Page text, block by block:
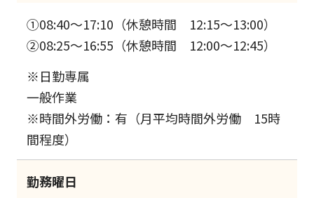
①08:40～17:10（休憩時間 12:15～13:00）
②08:25～16:55（休憩時間 12:00～12:45）
※日勤専属
一般作業
※時間外労働：有（月平均時間外労働 15時
間程度）
勤務曜日